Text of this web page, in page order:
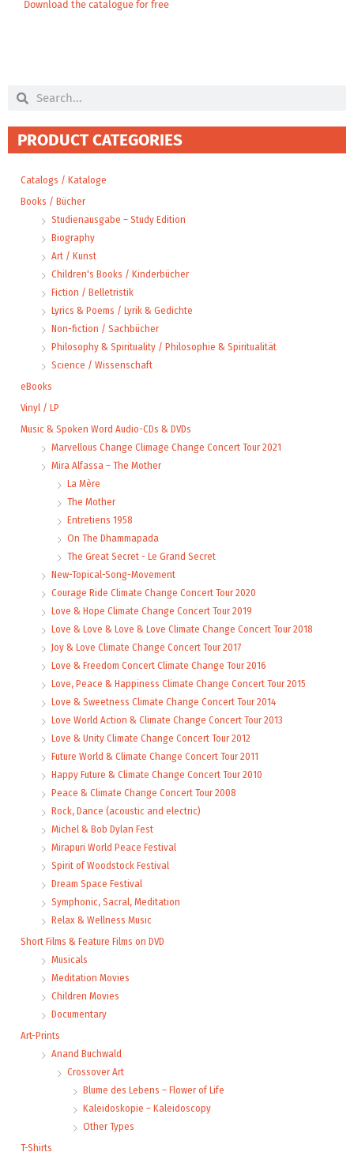
Download the catalogue for free
Search Search
PRODUCT CATEGORIES
Catalogs / Kataloge
Books / Bücher
Studienausgabe – Study Edition
Biography
Art / Kunst
Children's Books / Kinderbücher
Fiction / Belletristik
Lyrics & Poems / Lyrik & Gedichte
Non-fiction / Sachbücher
Philosophy & Spirituality / Philosophie & Spiritualität
Science / Wissenschaft
eBooks
Vinyl / LP
Music & Spoken Word Audio-CDs & DVDs
Marvellous Change Climage Change Concert Tour 2021
Mira Alfassa – The Mother
La Mère
The Mother
Entretiens 1958
On The Dhammapada
The Great Secret - Le Grand Secret
New-Topical-Song-Movement
Courage Ride Climate Change Concert Tour 2020
Love & Hope Climate Change Concert Tour 2019
Love & Love & Love & Love Climate Change Concert Tour 2018
Joy & Love Climate Change Concert Tour 2017
Love & Freedom Concert Climate Change Tour 2016
Love, Peace & Happiness Climate Change Concert Tour 2015
Love & Sweetness Climate Change Concert Tour 2014
Love World Action & Climate Change Concert Tour 2013
Love & Unity Climate Change Concert Tour 2012
Future World & Climate Change Concert Tour 2011
Happy Future & Climate Change Concert Tour 2010
Peace & Climate Change Concert Tour 2008
Rock, Dance (acoustic and electric)
Michel & Bob Dylan Fest
Mirapuri World Peace Festival
Spirit of Woodstock Festival
Dream Space Festival
Symphonic, Sacral, Meditation
Relax & Wellness Music
Short Films & Feature Films on DVD
Musicals
Meditation Movies
Children Movies
Documentary
Art-Prints
Anand Buchwald
Crossover Art
Blume des Lebens – Flower of Life
Kaleidoskopie – Kaleidoscopy
Other Types
T-Shirts